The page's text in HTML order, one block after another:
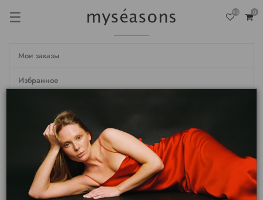
☰ 92 0
Мои заказы
Избранное
Личные данные
Мои бонусы